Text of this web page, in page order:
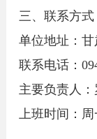
三、联系方式
单位地址：
联系电话：
主要负责人
上班时间：